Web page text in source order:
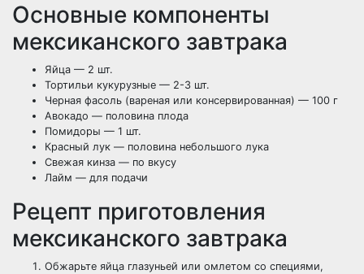
Основные компоненты
мексиканского завтрака
Яйца — 2 шт.
Тортильи кукурузные — 2-3 шт.
Черная фасоль (вареная или консервированная) — 100 г
Авокадо — половина плода
Помидоры — 1 шт.
Красный лук — половина небольшого лука
Свежая кинза — по вкусу
Лайм — для подачи
Рецепт приготовления
мексиканского завтрака
Обжарьте яйца глазуньей или омлетом со специями,